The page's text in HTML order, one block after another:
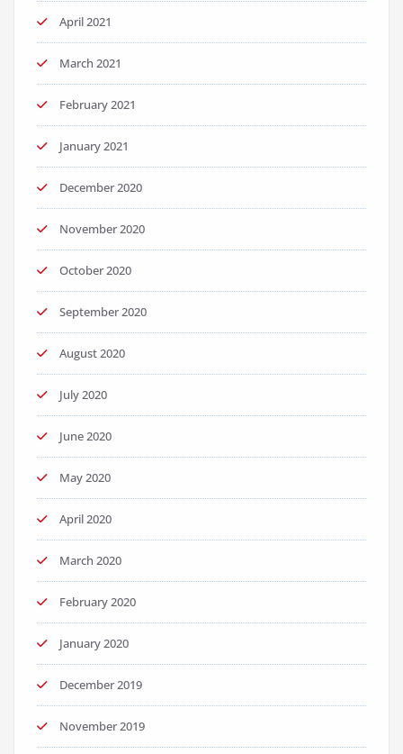
April 2021
March 2021
February 2021
January 2021
December 2020
November 2020
October 2020
September 2020
August 2020
July 2020
June 2020
May 2020
April 2020
March 2020
February 2020
January 2020
December 2019
November 2019